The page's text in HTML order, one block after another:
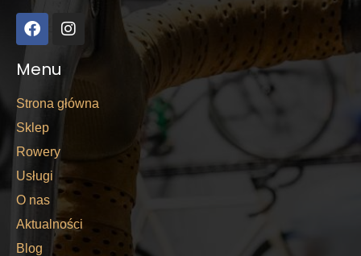
Menu
Strona główna
Sklep
Rowery
Usługi
O nas
Aktualności
Blog